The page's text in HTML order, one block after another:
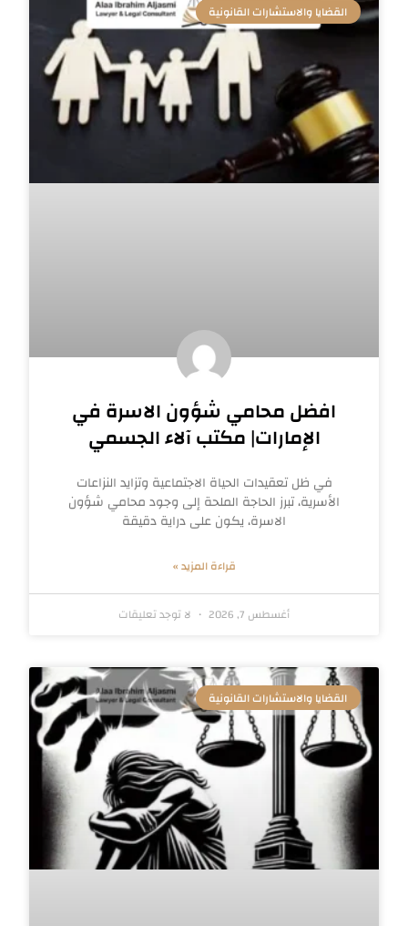
القضايا والاستشارات القانونية
افضل محامي شؤون الاسرة في
الإمارات| مكتب آلاء الجسمي
في ظل تعقيدات الحياة الاجتماعية وتزايد النزاعات
الأسرية، تبرز الحاجة الملحة إلى وجود محامي شؤون
الاسرة، يكون على دراية دقيقة
قراءة المزيد »
أغسطس 7, 2026 لا توجد تعليقات
القضايا والاستشارات القانونية